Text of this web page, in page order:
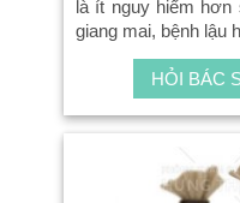
là ít nguy hiểm
giang mai, bệnh lậu
HỎI BÁC